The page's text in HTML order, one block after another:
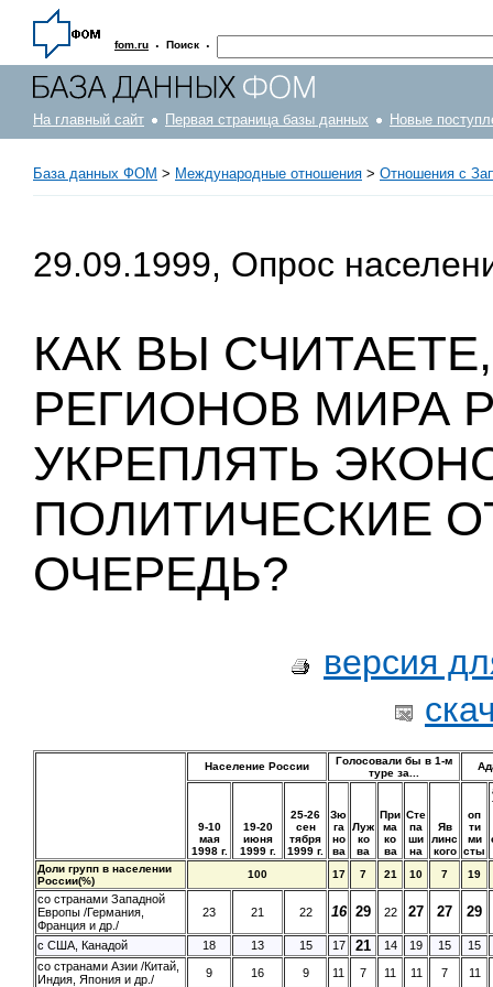
fom.ru · Поиск ·
На главный сайт Первая страница базы данных Новые
База данных ФОМ > Международные отношения > Отношения с
29.09.1999, Опрос
КАК ВЫ
РЕГИОНОВ МИРА
УКРЕПЛЯТЬ
ПОЛИТИЧЕСКИЕ
ОЧЕРЕДЬ?
версия
Население России
Голосовали бы в 1-м
туре за...
9-10
мая
1998 г.
19-20
июня
1999 г.
25-26
сен
тября
1999 г.
Зю
га
но
ва
Луж
ко
ва
При
ма
ко
ва
Сте
па
ши
на
Яв
линс
кого
оп
ти
ми
сты
Доли групп в населении
России(%)
100 17 7 21 10 7 19
со странами Западной
Европы /Германия,
Франция и др./
23 21 22 16 29 22 27 27 29
с США, Канадой 18 13 15 17 21 14 19 15
15
со странами Азии /Китай,
Индия, Япония и др./
9 16 9 11 7 11 11 7
11